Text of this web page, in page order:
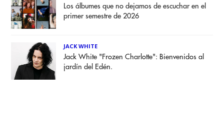
Los álbumes que no dejamos de escuchar en el
primer semestre de 2026
JACK WHITE
Jack White "Frozen Charlotte": Bienvenidos al
jardín del Edén.